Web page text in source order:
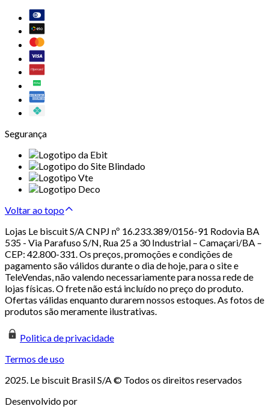
Segurança
Voltar ao topo
Lojas Le biscuit S/A CNPJ nº 16.233.389/0156-91 Rodovia BA
535 - Via Parafuso S/N, Rua 25 a 30 Industrial – Camaçari/BA –
CEP: 42.800-331. Os preços, promoções e condições de
pagamento são válidos durante o dia de hoje, para o site e
TeleVendas, não valendo necessariamente para nossa rede de
lojas físicas. O frete não está incluído no preço do produto.
Ofertas válidas enquanto durarem nossos estoques. As fotos de
produtos são meramente ilustrativas.
Politica de privacidade
Termos de uso
2025. Le biscuit Brasil S/A © Todos os direitos reservados
Desenvolvido por